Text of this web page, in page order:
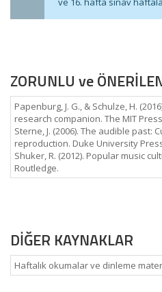
ZORUNLU ve
Papenburg, J. G., & Schulze, H.
research companion. The MIT
Sterne, J. (2006). The audible past:
reproduction. Duke University
Shuker, R. (2012). Popular music
Routledge.
DİĞER KAYNAKLAR
Haftalık okumalar ve dinleme